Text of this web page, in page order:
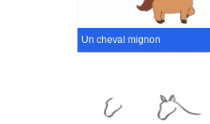
Un cheval mignon